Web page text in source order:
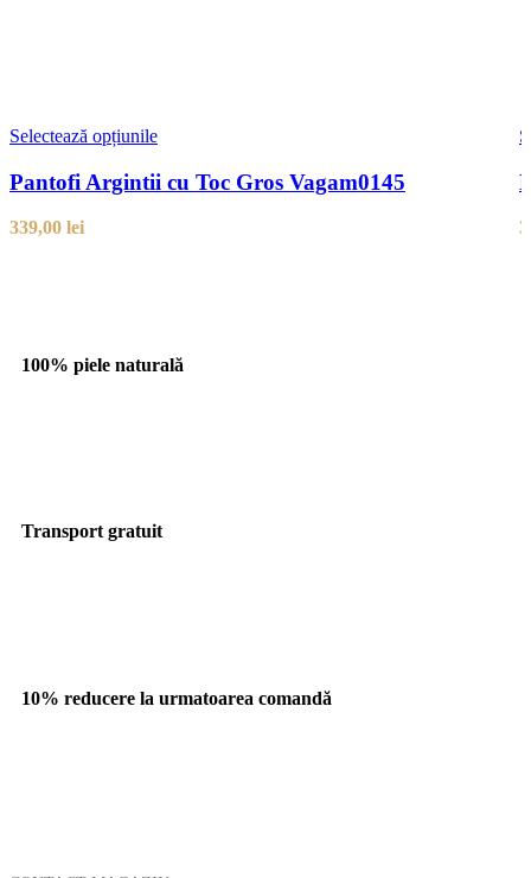
Selectează opțiunile
Pantofi Argintii cu Toc Gros Vagam0145
339,00 lei
100% piele naturală
Transport gratuit
10% reducere la urmatoarea comandă